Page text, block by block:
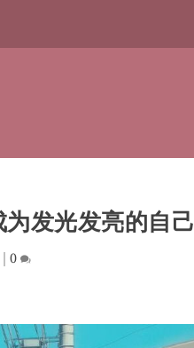
为发光发亮的自己
|0